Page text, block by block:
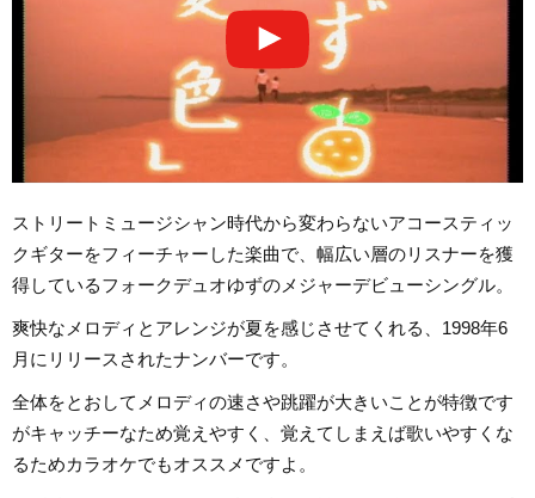
ストリートミュージシャン時代から変わらないアコースティッ
クギターをフィーチャーした楽曲で、幅広い層のリスナーを獲
得しているフォークデュオゆずのメジャーデビューシングル。
爽快なメロディとアレンジが夏を感じさせてくれる、1998年6
月にリリースされたナンバーです。
全体をとおしてメロディの速さや跳躍が大きいことが特徴です
がキャッチーなため覚えやすく、覚えてしまえば歌いやすくな
るためカラオケでもオススメですよ。